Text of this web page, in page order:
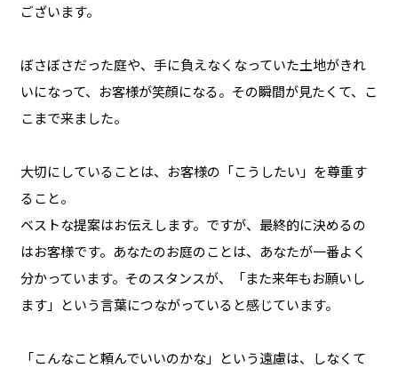
ございます。
ぼさぼさだった庭や、手に負えなくなっていた土地がきれ
いになって、お客様が笑顔になる。その瞬間が見たくて、こ
こまで来ました。
大切にしていることは、お客様の「こうしたい」を尊重す
ること。
ベストな提案はお伝えします。ですが、最終的に決めるの
はお客様です。あなたのお庭のことは、あなたが一番よく
分かっています。そのスタンスが、「また来年もお願いし
ます」という言葉につながっていると感じています。
「こんなこと頼んでいいのかな」という遠慮は、しなくて